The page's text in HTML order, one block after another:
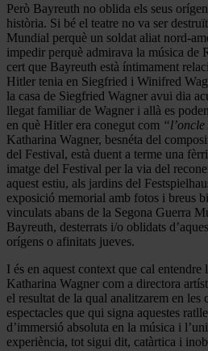
Però Bayreuth no oblida els seus
història. Si bé el teatre no va ser
Mundial perquè un soldat aliat nord-
impedir perquè admirava la música de
cert que Bayreuth està íntimament
Hitler tenia en Siegfried i Winifred
la casa de Siegfried Wagner avui dia
llegat familiar de Wagner i allà es
en què Hitler era conegut com
Katharina Wagner, besnéta del
del Festival, està duent a terme una
imatge del Festival per la via del
aquest estiu, als jardins del
exposició memorial amb fotos i breus
vinculats abans de la Segona Guerra
Bayreuth, desterrats i/o oblidats
orígens o afinitats jueves.
I és en aquest context que cal
Katharina Wagner com a directora
el resultat de la qual analitzarem en les
espectacles que qui signa aquestes
d’immersió absoluta en la música i
experiència, tot sigui dit, catàrtica i